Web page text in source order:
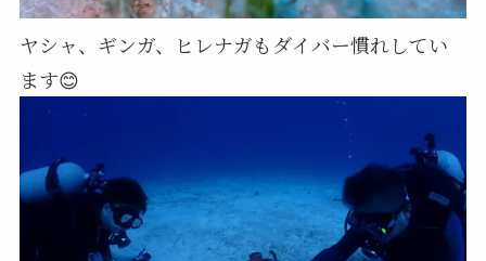
ヤシャ、ギンガ、ヒレナガもダイバー慣れしてい
ます😊